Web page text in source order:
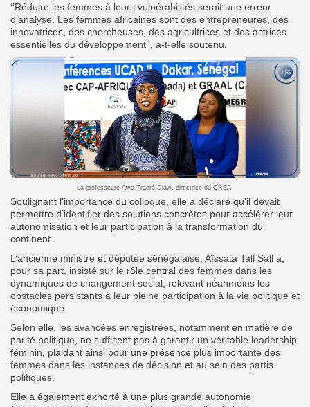
‘’Réduire les femmes à leurs vulnérabilités serait une erreur
d’analyse. Les femmes africaines sont des entrepreneures, des
innovatrices, des chercheuses, des agricultrices et des actrices
essentielles du développement’’, a-t-elle soutenu.
La professeure Awa Traoré Diaw, directrice du CREA
Soulignant l’importance du colloque, elle a déclaré qu’il devait
permettre d’identifier des solutions concrètes pour accélérer leur
autonomisation et leur participation à la transformation du
continent.
L’ancienne ministre et députée sénégalaise, Aïssata Tall Sall a,
pour sa part, insisté sur le rôle central des femmes dans les
dynamiques de changement social, relevant néanmoins les
obstacles persistants à leur pleine participation à la vie politique et
économique.
Selon elle, les avancées enregistrées, notamment en matière de
parité politique, ne suffisent pas à garantir un véritable leadership
féminin, plaidant ainsi pour une présence plus importante des
femmes dans les instances de décision et au sein des partis
politiques.
Elle a également exhorté à une plus grande autonomie